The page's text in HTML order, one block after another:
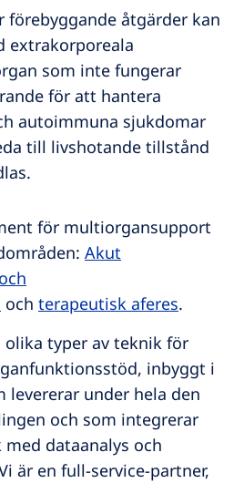
förebyggande åtgärder kan
extrakorporeala
som inte fungerar
för att hantera
autoimmuna sjukdomar
till livshotande tillstånd
för multiorgansupport
Akut
och terapeutisk aferes.
olika typer av teknik för
inbyggt i
levererar under hela den
och som integrerar
dataanalys och
är en full-service-partner,